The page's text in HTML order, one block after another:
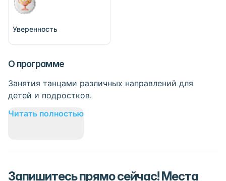
Уверенность
О программе
Занятия танцами различных направлений для
детей и подростков.
Читать полностью
Запишитесь прямо сейчас! Места